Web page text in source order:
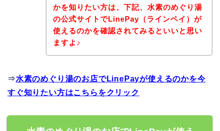
かを知りたい方は、下記、水素のめぐり湯
の公式サイトでLinePay（ラインペイ）が
使えるのかを確認されてみるといいと思い
ますよ♪
⇒水素のめぐり湯のお店でLinePayが使えるのかを今
すぐ知りたい方はこちらをクリック